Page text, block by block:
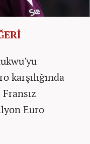
karşılığında
Euro